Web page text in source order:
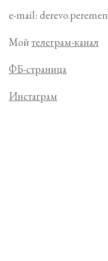
e-mail:
Мой телеграм-канал
ФБ-страница
Инстаграм